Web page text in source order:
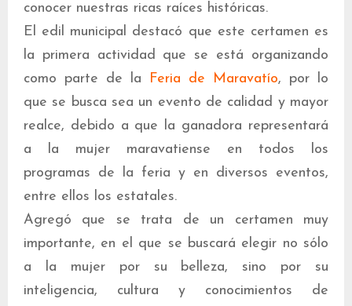
conocer nuestras ricas raíces históricas.
El edil municipal destacó que este certamen es
la primera actividad que se está organizando
como parte de la
Feria de Maravatío, por lo
que se busca sea un evento de calidad y mayor
realce, debido a que la ganadora representará
a la mujer maravatiense en todos los
programas de la feria y en diversos eventos,
entre ellos los estatales.
Agregó que se trata de un certamen muy
importante, en el que se buscará elegir no sólo
a la mujer por su belleza, sino por su
inteligencia, cultura y conocimientos de